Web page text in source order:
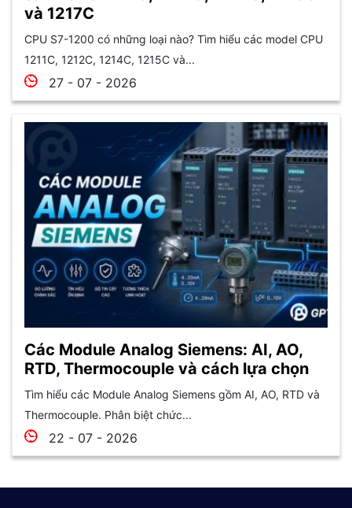
và 1217C
CPU S7-1200 có những loại nào? Tìm hiểu các model CPU
1211C, 1212C, 1214C, 1215C và...
27 - 07 - 2026
Các Module Analog Siemens: AI, AO,
RTD, Thermocouple và cách lựa chọn
Tìm hiểu các Module Analog Siemens gồm AI, AO, RTD và
Thermocouple. Phân biệt chức...
22 - 07 - 2026